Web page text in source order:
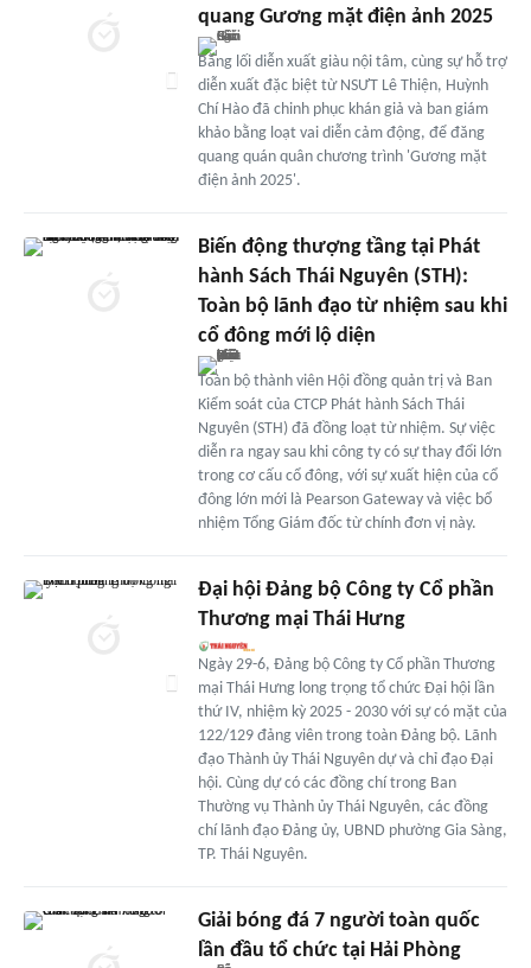
quang Gương mặt điện ảnh 2025
Bằng lối diễn xuất giàu nội tâm, cùng sự hỗ trợ
diễn xuất đặc biệt từ NSƯT Lê Thiện, Huỳnh
Chí Hào đã chinh phục khán giả và ban giám
khảo bằng loạt vai diễn cảm động, để đăng
quang quán quân chương trình 'Gương mặt
điện ảnh 2025'.
Biến động thượng tầng tại Phát
hành Sách Thái Nguyên (STH):
Toàn bộ lãnh đạo từ nhiệm sau khi
cổ đông mới lộ diện
Toàn bộ thành viên Hội đồng quản trị và Ban
Kiểm soát của CTCP Phát hành Sách Thái
Nguyên (STH) đã đồng loạt từ nhiệm. Sự việc
diễn ra ngay sau khi công ty có sự thay đổi lớn
trong cơ cấu cổ đông, với sự xuất hiện của cổ
đông lớn mới là Pearson Gateway và việc bổ
nhiệm Tổng Giám đốc từ chính đơn vị này.
Đại hội Đảng bộ Công ty Cổ phần
Thương mại Thái Hưng
Ngày 29-6, Đảng bộ Công ty Cổ phần Thương
mại Thái Hưng long trọng tổ chức Đại hội lần
thứ IV, nhiệm kỳ 2025 - 2030 với sự có mặt của
122/129 đảng viên trong toàn Đảng bộ. Lãnh
đạo Thành ủy Thái Nguyên dự và chỉ đạo Đại
hội. Cùng dự có các đồng chí trong Ban
Thường vụ Thành ủy Thái Nguyên, các đồng
chí lãnh đạo Đảng ủy, UBND phường Gia Sàng,
TP. Thái Nguyên.
Giải bóng đá 7 người toàn quốc
lần đầu tổ chức tại Hải Phòng